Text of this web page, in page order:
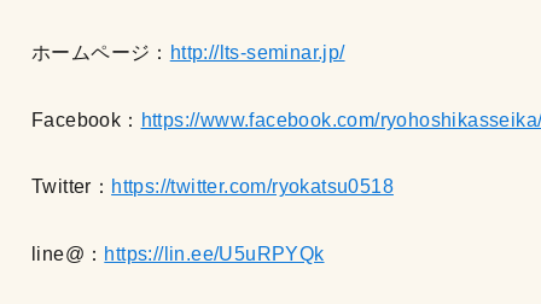
ホームページ： http://lts-seminar.jp/
Facebook： https://www.facebook.com/
Twitter： https://twitter.com/ryokatsu0518
line@： https://lin.ee/U5uRPYQk